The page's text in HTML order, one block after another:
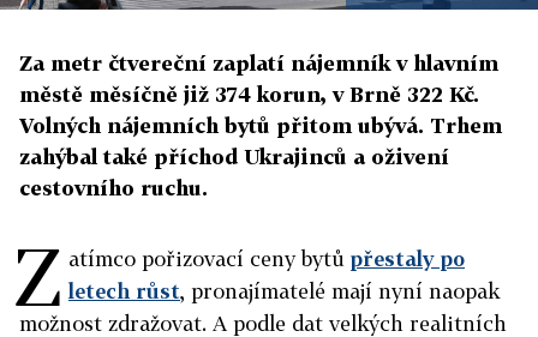
Za metr čtvereční zaplatí nájemník v hlavním
městě měsíčně již 374 korun, v Brně 322 Kč.
Volných nájemních bytů přitom ubývá. Trhem
zahýbal také příchod Ukrajinců a oživení
cestovního ruchu.
Z atímco pořizovací ceny bytů přestaly po
letech růst, pronajímatelé mají nyní naopak
možnost zdražovat. A podle dat velkých realitních